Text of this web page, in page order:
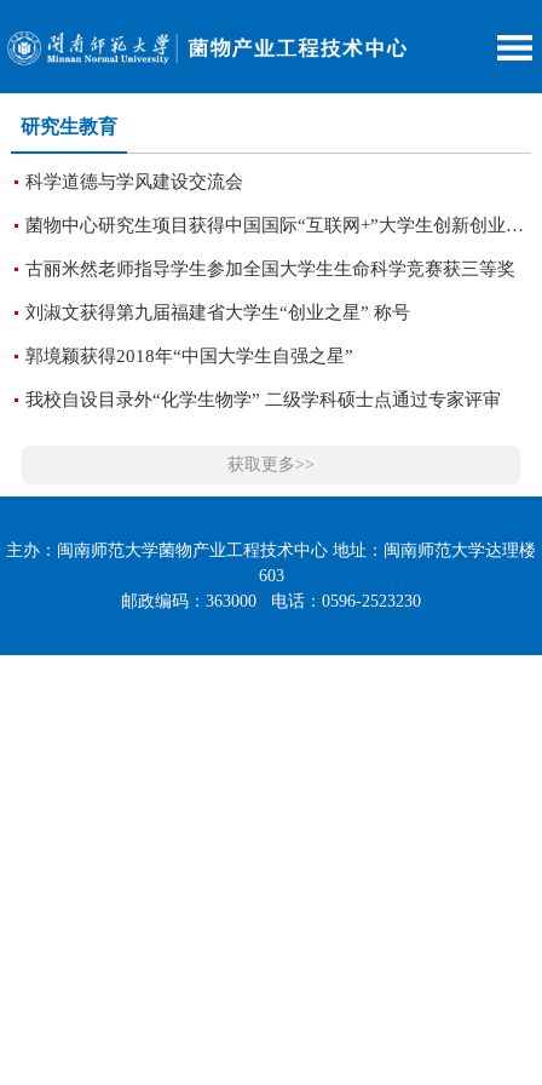
研究生教育
科学道德与学风建设交流会
菌物中心研究生项目获得中国国际“互联网+”大学生创新创业大赛铜奖
古丽米然老师指导学生参加全国大学生生命科学竞赛获三等奖
刘淑文获得第九届福建省大学生“创业之星” 称号
郭境颖获得2018年“中国大学生自强之星”
我校自设目录外“化学生物学” 二级学科硕士点通过专家评审
获取更多>>
主办：闽南师范大学菌物产业工程技术中心 地址：闽南师范大学达理楼
603
邮政编码：363000 电话：0596-2523230